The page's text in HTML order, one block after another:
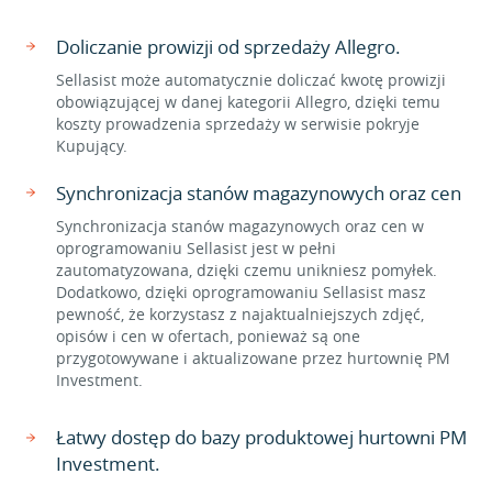
Doliczanie prowizji od sprzedaży Allegro.
Sellasist może automatycznie doliczać kwotę prowizji
obowiązującej w danej kategorii Allegro, dzięki temu
koszty prowadzenia sprzedaży w serwisie pokryje
Kupujący.
Synchronizacja stanów magazynowych oraz cen
Synchronizacja stanów magazynowych oraz cen w
oprogramowaniu Sellasist jest w pełni
zautomatyzowana, dzięki czemu unikniesz pomyłek.
Dodatkowo, dzięki oprogramowaniu Sellasist masz
pewność, że korzystasz z najaktualniejszych zdjęć,
opisów i cen w ofertach, ponieważ są one
przygotowywane i aktualizowane przez hurtownię PM
Investment.
Łatwy dostęp do bazy produktowej hurtowni PM
Investment.